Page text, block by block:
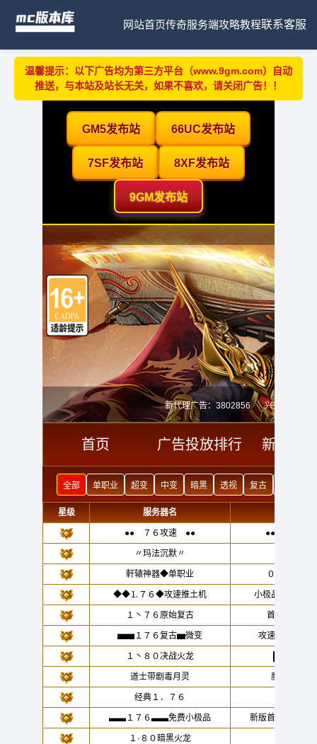
网站首页传奇服务端攻略教程联系客服
温馨提示：以下广告均为第三方平台（www.9gm.com）自动
推送，与本站及站长无关，如果不喜欢，请关闭广告！！